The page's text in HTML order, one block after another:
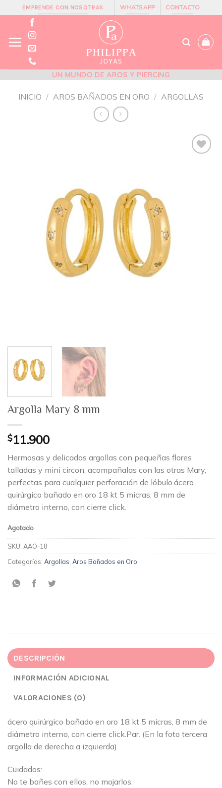
content
EMPRENDE CON NOSOTRAS WHATSAPP CONTACTO
UN MUNDO DE AROS Y PIERCING
INICIO / AROS BAÑADOS EN ORO / ARGOLLAS
Argolla Mary 8 mm
$11.900
Hermosas y delicadas argollas con pequeñas flores
talladas y mini circon, acompañalas con las otras Mary,
perfectas para cualquier perforación de lóbulo.ácero
quirúrgico bañado en oro 18 kt 5 micras, 8 mm de
diámetro interno, con cierre click.
Agotado
SKU: AAO-18
Categorías: Argollas Aros Bañados en Oro
DESCRIPCIÓN
INFORMACIÓN ADICIONAL
VALORACIONES (0)
ácero quirúrgico bañado en oro 18 kt 5 micras, 8 mm de
diámetro interno, con cierre click.Par. (En la foto tercera
argolla de derecha a izquierda)
Cuidados:
No te bañes con ellos, no mojarlos.